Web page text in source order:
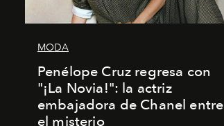
MODA
Penélope Cruz regresa con
"¡La Novia!": la actriz
embajadora de Chanel entre
el misterio